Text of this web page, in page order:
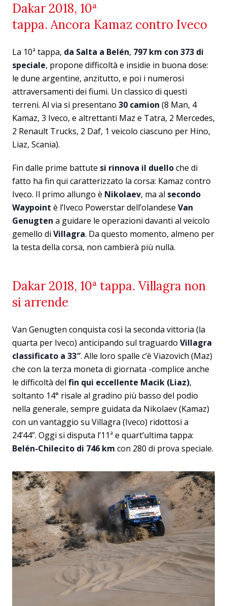
Dakar 2018, 10ª
tappa. Ancora Kamaz contro Iveco
La 10ª tappa, da Salta a Belén, 797 km con 373 di
speciale, propone difficoltà e insidie in buona dose:
le dune argentine, anzitutto, e poi i numerosi
attraversamenti dei fiumi. Un classico di questi
terreni. Al via si presentano 30 camion (8 Man, 4
Kamaz, 3 Iveco, e altrettanti Maz e Tatra, 2 Mercedes,
2 Renault Trucks, 2 Daf, 1 veicolo ciascuno per Hino,
Liaz, Scania).
Fin dalle prime battute si rinnova il duelloche di
fatto ha fin qui caratterizzato la corsa: Kamaz contro
Iveco. Il primo allungo è Nikolaev, ma al secondo
Waypoint è l’Iveco Powerstar dell’olandese Van
Genugten a guidare le operazioni davanti al veicolo
gemello di Villagra. Da questo momento, almeno per
la testa della corsa, non cambierà più nulla.
Dakar 2018, 10ª tappa. Villagra non
si arrende
Van Genugten conquista così la seconda vittoria (la
quarta per Iveco) anticipando sul traguardo Villagra
classificato a 33″. Alle loro spalle c’è Viazovich (Maz)
che con la terza moneta di giornata -complice anche
le difficoltà del fin qui eccellente Macik (Liaz),
soltanto 14° risale al gradino più basso del podio
nella generale, sempre guidata da Nikolaev (Kamaz)
con un vantaggio su Villagra (Iveco) ridottosi a
24’44”. Oggi si disputa l’11ª e quart’ultima tappa:
Belén-Chilecito di 746 km con 280 di prova speciale.